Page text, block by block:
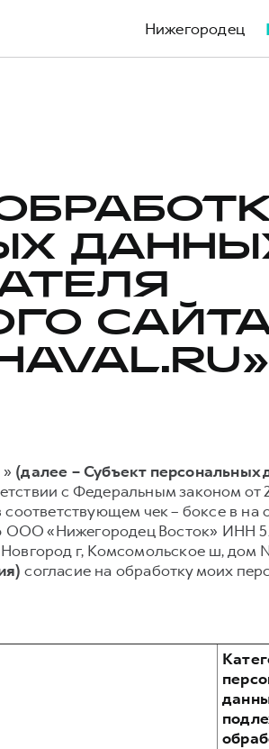
Нижегородец
(далее – Субъект персональных
с Федеральным законом от
чек – боксе в на
«Нижегородец Восток» ИНН
Новгород г, Комсомольское ш,
согласие на обработку моих